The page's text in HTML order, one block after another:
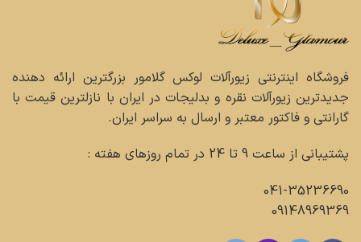
فروشگاه اینترنتی زیورآلات لوکس گلامور بزرگترین ارائه دهنده
جدیدترین زیورآلات نقره و بدلیجات در ایران با نازلترین قیمت با
گارانتی و فاکتور معتبر و ارسال به سراسر ایران.
پشتیبانی از ساعت 9 تا 24 در تمام روزهای هفته :
041-35236690
09148969369